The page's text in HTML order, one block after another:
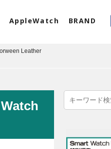
AppleWatch BRAND
Leather